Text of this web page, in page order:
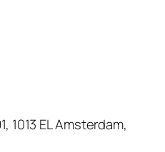
1013 EL Amsterdam,